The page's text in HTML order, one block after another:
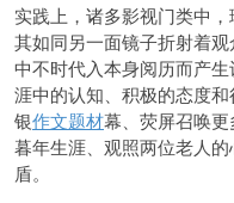
实践上，诸多影视门类中
其如同另一面镜子折射着
中不时代入本身阅历而产
涯中的认知、积极的态度
银作文题材幕、荧屏召唤
暮年生涯、观照两位老人
盾。